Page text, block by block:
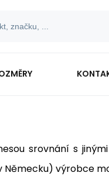
srovnání s
výrobce